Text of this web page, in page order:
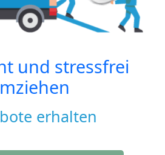
und stressfrei
erhalten